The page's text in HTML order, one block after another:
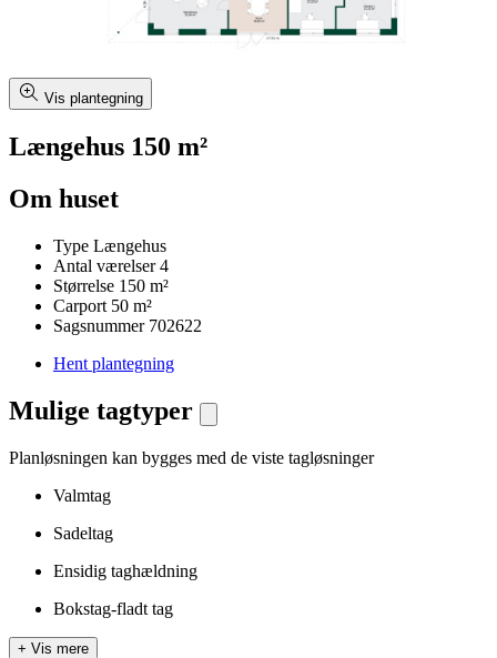
Vis plantegning
Længehus 150 m²
Om huset
Type Længehus
Antal værelser 4
Størrelse 150 m²
Carport 50 m²
Sagsnummer 702622
Hent plantegning
Mulige tagtyper
Planløsningen kan bygges med de viste tagløsninger
Valmtag
Sadeltag
Ensidig taghældning
Bokstag-fladt tag
+ Vis mere